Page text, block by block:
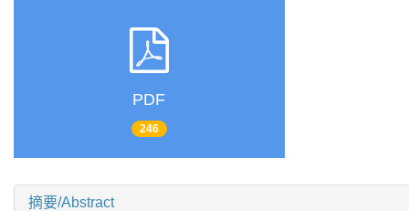
PDF
246
摘要/Abstract